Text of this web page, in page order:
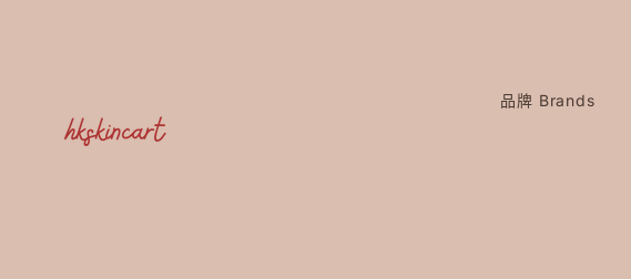
品牌 Brands